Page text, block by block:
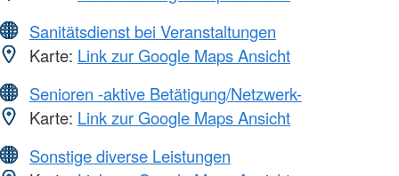
Sanitätsdienst bei Veranstaltungen
Karte: Link zur Google Maps Ansicht
Senioren -aktive Betätigung/Netzwerk-
Karte: Link zur Google Maps Ansicht
Sonstige diverse Leistungen